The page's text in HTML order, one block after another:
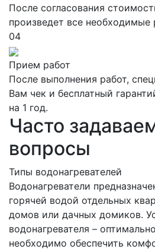
После согласования
произведет все необходимые
04
Прием работ
После выполнения работ,
Вам чек и бесплатный
на 1 год.
Часто
вопросы
Типы водонагревателей
Водонагреватели
горячей водой отдельных
домов или дачных домиков.
водонагревателя –
необходимо обеспечить